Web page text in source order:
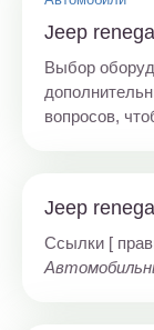
Jeep
Выбор
вопросов,
Jeep
Ссылки [